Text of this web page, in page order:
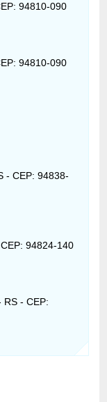
94810-090
94810-090
- CEP: 94838-
94824-140
RS - CEP: